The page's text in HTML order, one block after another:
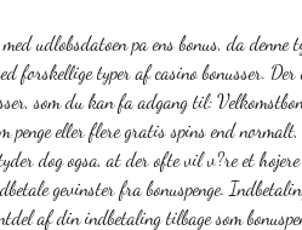
udlobsdatoen pa ens bonus, da
forskellige typer af casino bonusser. Der
som du kan fa adgang til:
penge eller flere gratis spins end
dog ogsa, at der ofte vil v?re et
gevinster fra bonuspenge.
af din indbetaling tilbage som